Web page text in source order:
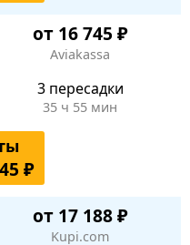
от 16 745 ₽
Aviakassa
3 пересадки
35 ч 55 мин
₽
от 17 188 ₽
Kupi.com